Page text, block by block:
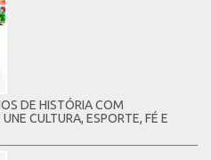
DE HISTÓRIA COM
CULTURA, ESPORTE, FÉ E